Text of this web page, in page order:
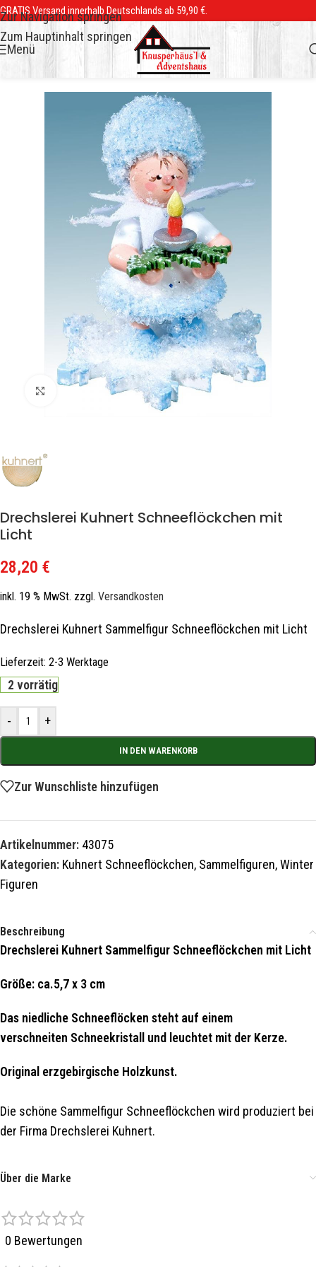
Zur Navigation springen
Zum Hauptinhalt springen
GRATIS Versand innerhalb Deutschlands ab 59,90 €.
Menü
Zum Vergrößern klicken
Drechslerei Kuhnert Schneeflöckchen mit
Licht
28,20 €
inkl. 19 % MwSt. zzgl. Versandkosten
Drechslerei Kuhnert Sammelfigur Schneeflöckchen mit Licht
Lieferzeit: 2-3 Werktage
2 vorrätig
- +
IN DEN WARENKORB
Zur Wunschliste hinzufügen
Artikelnummer: 43075
Kategorien: Kuhnert Schneeflöckchen, Sammelfiguren,Winter
Figuren
Beschreibung
Drechslerei Kuhnert Sammelfigur Schneeflöckchen mit Licht
Größe: ca.5,7 x 3 cm
Das niedliche Schneeflöcken steht auf einem
verschneiten Schneekristall und leuchtet mit der Kerze.
Original erzgebirgische Holzkunst.
Die schöne Sammelfigur Schneeflöckchen wird produziert bei
der Firma Drechslerei Kuhnert.
Über die Marke
0 Bewertungen